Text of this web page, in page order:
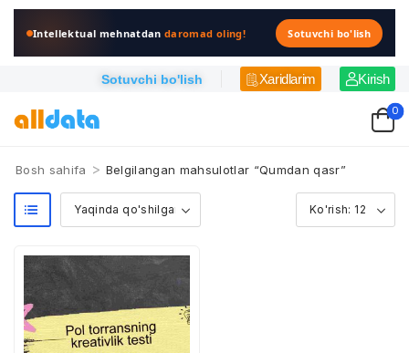
Intellektual mehnatdandaromad oling! Sotuvchi bo'lish
Sotuvchi bo'lish Xaridlarim Kirish
0
Bosh sahifa > Belgilangan mahsulotlar “Qumdan qasr”